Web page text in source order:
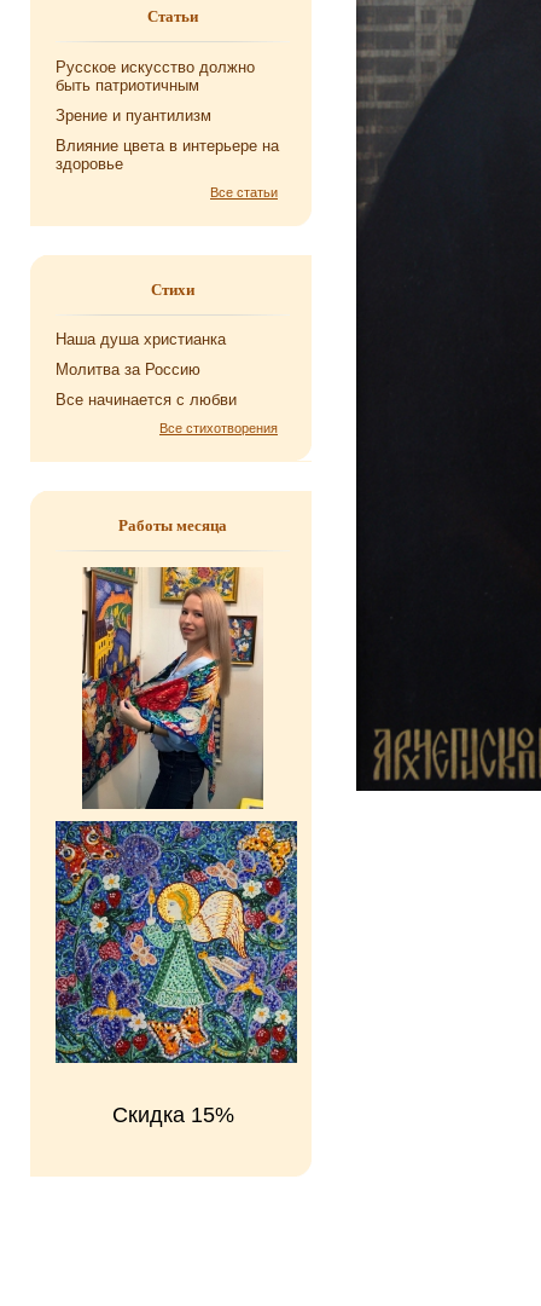
Статьи
Русское искусство должно
быть патриотичным
Зрение и пуантилизм
Влияние цвета в интерьере на
здоровье
Все статьи
Стихи
Наша душа хри­сти­ан­ка
Мо­лит­ва за Рос­сию
Все на­чи­на­ет­ся с любви
Все стихотворения
Работы месяца
Скидка 15%